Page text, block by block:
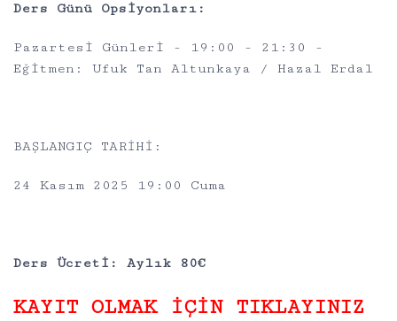
Ders Günü Opsiyonları:
Pazartesi Günleri - 19:00 - 21:30 -
Eğitmen: Ufuk Tan Altunkaya / Hazal Erdal
BAŞLANGIÇ TARİHİ:
24 Kasım 2025 19:00 Cuma
Ders Ücreti: Aylık 80€
KAYIT OLMAK İÇİN TIKLAYINIZ